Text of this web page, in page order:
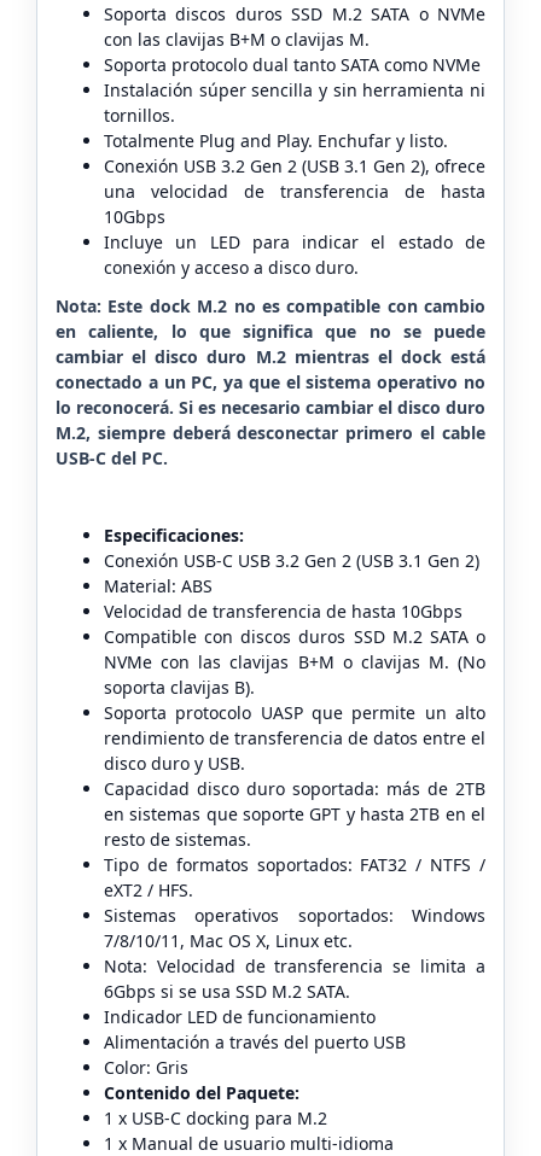
Soporta discos duros SSD M.2 SATA o NVMe
con las clavijas B+M o clavijas M.
Soporta protocolo dual tanto SATA como NVMe
Instalación súper sencilla y sin herramienta ni
tornillos.
Totalmente Plug and Play. Enchufar y listo.
Conexión USB 3.2 Gen 2 (USB 3.1 Gen 2), ofrece
una velocidad de transferencia de hasta
10Gbps
Incluye un LED para indicar el estado de
conexión y acceso a disco duro.
Nota: Este dock M.2 no es compatible con cambio
en caliente, lo que significa que no se puede
cambiar el disco duro M.2 mientras el dock está
conectado a un PC, ya que el sistema operativo no
lo reconocerá. Si es necesario cambiar el disco duro
M.2, siempre deberá desconectar primero el cable
USB-C del PC.
Especificaciones:
Conexión USB-C USB 3.2 Gen 2 (USB 3.1 Gen 2)
Material: ABS
Velocidad de transferencia de hasta 10Gbps
Compatible con discos duros SSD M.2 SATA o
NVMe con las clavijas B+M o clavijas M. (No
soporta clavijas B).
Soporta protocolo UASP que permite un alto
rendimiento de transferencia de datos entre el
disco duro y USB.
Capacidad disco duro soportada: más de 2TB
en sistemas que soporte GPT y hasta 2TB en el
resto de sistemas.
Tipo de formatos soportados: FAT32 / NTFS /
eXT2 / HFS.
Sistemas operativos soportados: Windows
7/8/10/11, Mac OS X, Linux etc.
Nota: Velocidad de transferencia se limita a
6Gbps si se usa SSD M.2 SATA.
Indicador LED de funcionamiento
Alimentación a través del puerto USB
Color: Gris
Contenido del Paquete:
1 x USB-C docking para M.2
1 x Manual de usuario multi-idioma